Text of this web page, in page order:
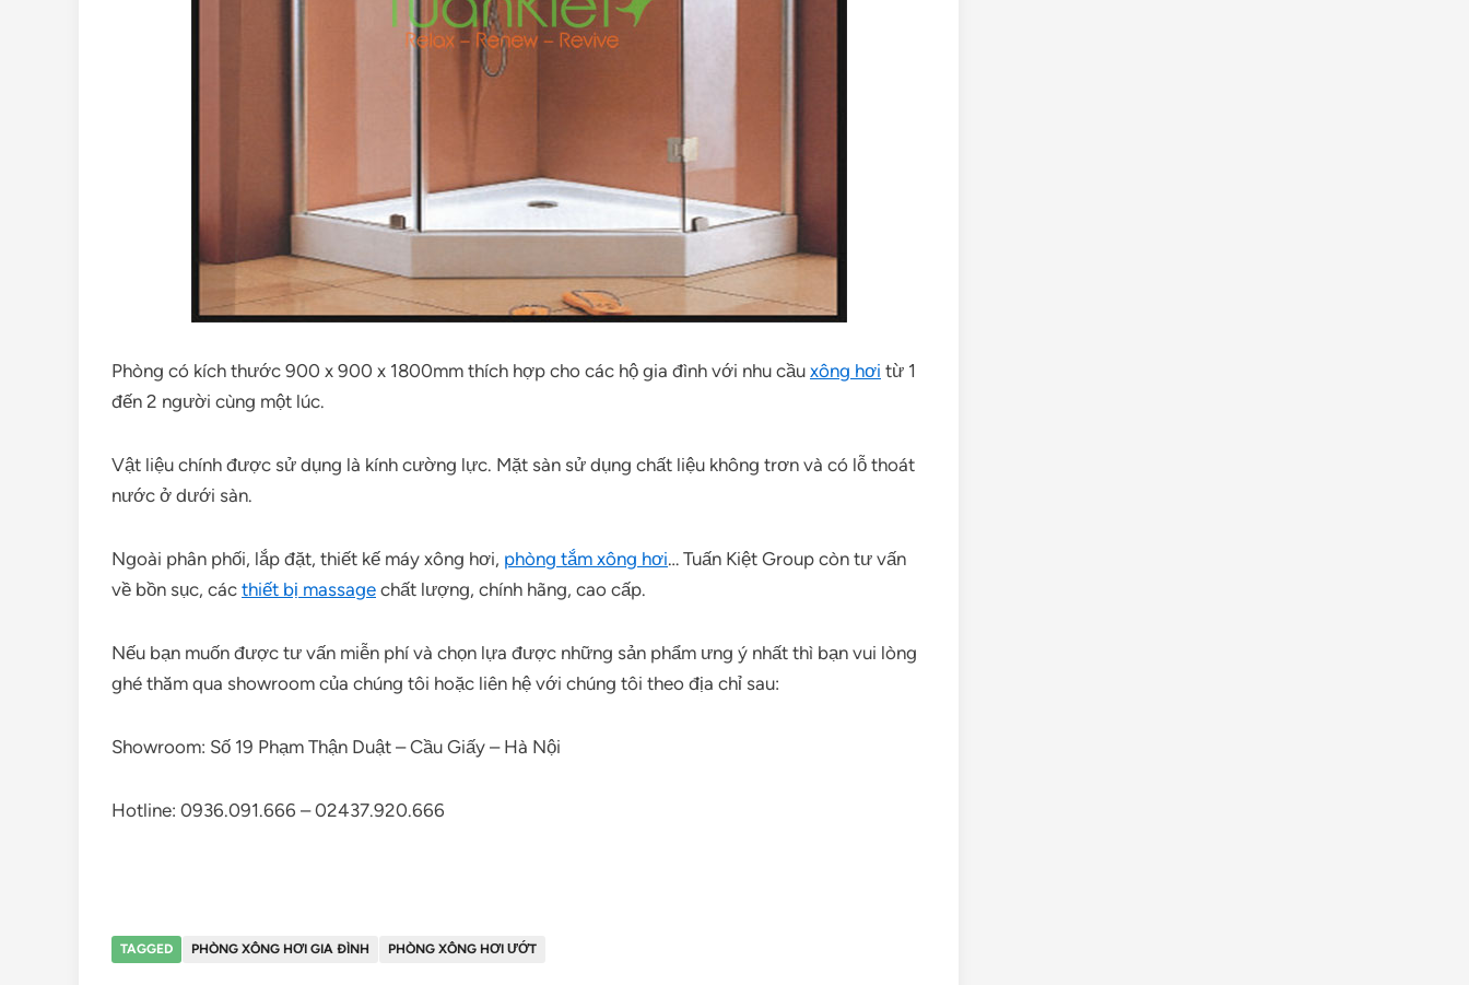
Phòng có kích thước 900 x 900 x 1800mm thích hợp cho các hộ gia đình với nhu cầu xông hơi từ 1
đến 2 người cùng một lúc.
Vật liệu chính được sử dụng là kính cường lực. Mặt sàn sử dụng chất liệu không trơn và có lỗ thoát
nước ở dưới sàn.
Ngoài phân phối, lắp đặt, thiết kế máy xông hơi, phòng tắm xông hơi… Tuấn Kiệt Group còn tư vấn
về bồn sục, các thiết bị massage chất lượng, chính hãng, cao cấp.
Nếu bạn muốn được tư vấn miễn phí và chọn lựa được những sản phẩm ưng ý nhất thì bạn vui lòng
ghé thăm qua showroom của chúng tôi hoặc liên hệ với chúng tôi theo địa chỉ sau:
Showroom: Số 19 Phạm Thận Duật – Cầu Giấy – Hà Nội
Hotline: 0936.091.666 – 02437.920.666
TAGGED PHÒNG XÔNG HƠI GIA ĐÌNH PHÒNG XÔNG HƠI ƯỚT